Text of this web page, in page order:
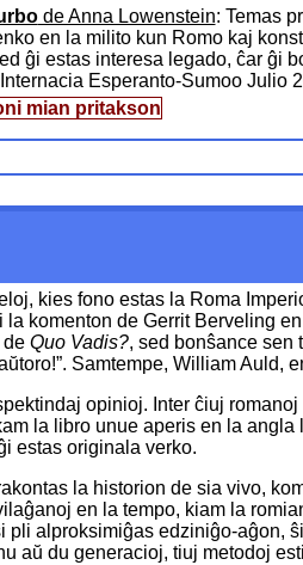
de Anna Lowenstein: Temas
en la milito kun Romo kaj
ĝi estas interesa legado, ĉar ĝi
Esperanto-Sumoo Julio
mian pritakson
kies fono estas la Roma
la komenton de Gerrit Berveling
deQuo Vadis?, sed bonŝance sen
Samtempe, William Auld,
opinioj. Inter ĉiuj
la libro unue aperis en la
estas originala verko.
la historion de sia vivo,
en la tempo, kiam la
pli alproksimiĝas edziniĝo-
aŭ du generacioj, tiuj metodoj